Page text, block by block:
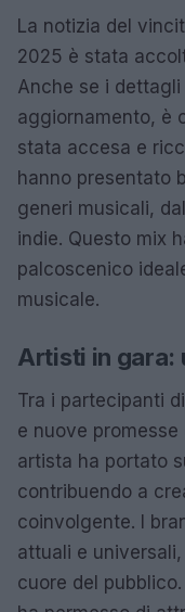
La notizia del
2025 è stata
Anche se i
aggiornamento, è
stata accesa e
hanno presentato
generi musicali,
indie. Questo mix
palcoscenico
musicale.
Artisti in gara:
Tra i partecipanti
e nuove
artista ha portato
contribuendo a
coinvolgente. I
attuali e
cuore del